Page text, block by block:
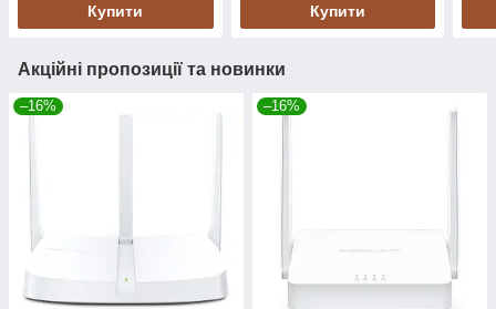
Купити Купити
Акційні пропозиції та новинки
–16% –16%